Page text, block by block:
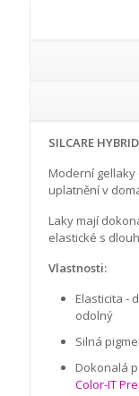
SILCARE
Moderní
uplatnění v
Laky mají
elastické s
Vlastnosti:
Elasticita -
odolný
Silná
Dokonalá
Color-IT